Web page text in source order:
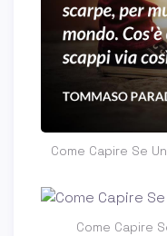
Come Capire Se
Come Capire